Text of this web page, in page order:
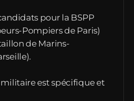
pour la BSPP
Pompiers de Paris)
de Marins-
est spécifique et